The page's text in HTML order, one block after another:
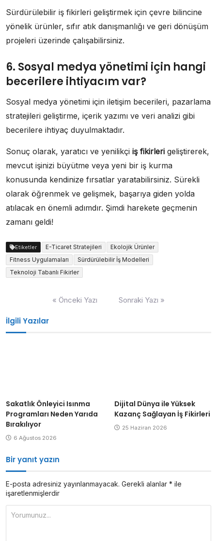
Sürdürülebilir iş fikirleri geliştirmek için çevre bilincine
yönelik ürünler, sıfır atık danışmanlığı ve geri dönüşüm
projeleri üzerinde çalışabilirsiniz.
6. Sosyal medya yönetimi için hangi
becerilere ihtiyacım var?
Sosyal medya yönetimi için iletişim becerileri, pazarlama
stratejileri geliştirme, içerik yazımı ve veri analizi gibi
becerilere ihtiyaç duyulmaktadır.
Sonuç olarak, yaratıcı ve yenilikçi iş fikirleri geliştirerek,
mevcut işinizi büyütme veya yeni bir iş kurma
konusunda kendinize fırsatlar yaratabilirsiniz. Sürekli
olarak öğrenmek ve gelişmek, başarıya giden yolda
atılacak en önemli adımdır. Şimdi harekete geçmenin
zamanı geldi!
Etiketler E-Ticaret Stratejileri
Ekolojik Ürünler
Fitness Uygulamaları
Sürdürülebilir İş Modelleri
Teknoloji Tabanlı Fikirler
« Önceki Yazı Sonraki Yazı »
İlgili Yazılar
Sakatlık Önleyici Isınma
Programları Neden Yarıda
Bırakılıyor
6 Ağustos 2026
Dijital Dünya ile Yüksek
Kazanç Sağlayan İş Fikirleri
25 Haziran 2026
Bir yanıt yazın
E-posta adresiniz yayınlanmayacak. Gerekli alanlar * ile
işaretlenmişlerdir